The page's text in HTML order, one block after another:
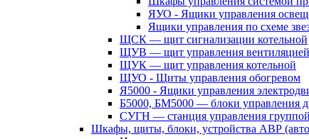
ЯУО - Ящики управления
Ящики управления по схеме
ЩСК — щит сигнализации котельной
ЩУВ — щит управления вентиляцией
ЩУК — щит управления котельной
ЩУО - Щиты управления обогревом
Я5000 - Ящики управления
Б5000, БМ5000 — блоки управления
СУГН — станция управления группой
Шкафы, щиты, блоки, устройства АВР